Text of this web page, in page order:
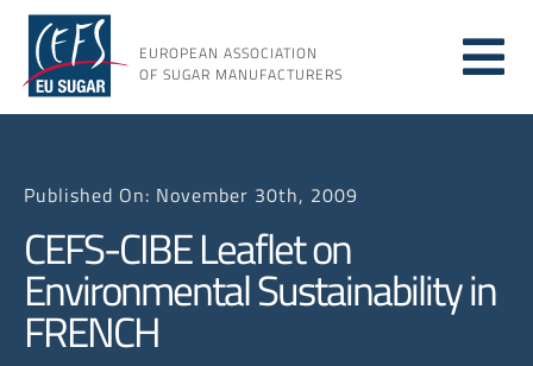
Skip
content
EUROPEAN ASSOCIATION
OF SUGAR MANUFACTURERS
Issues
Published On: November 30th, 2009
CEFS-CIBE Leaflet on
Environmental Sustainability in
FRENCH